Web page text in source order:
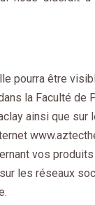
pourra être
la Faculté de
ainsi que sur
vos
les réseaux